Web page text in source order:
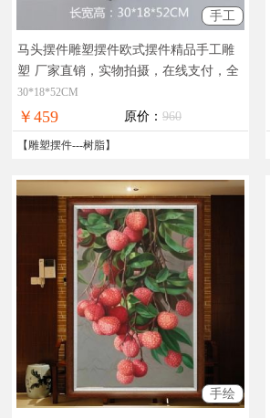
手工
马头摆件雕塑摆件欧式摆件精品手工雕
塑 厂家直销，实物拍摄，在线支付，全
国免邮
30*18*52CM
￥459 原价： 960
【雕塑摆件---树脂】
手绘